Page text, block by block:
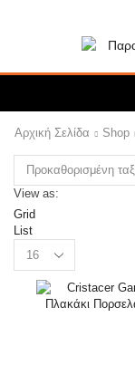
Αρχική Σελίδα Shop
View as:
Grid
List
per
page